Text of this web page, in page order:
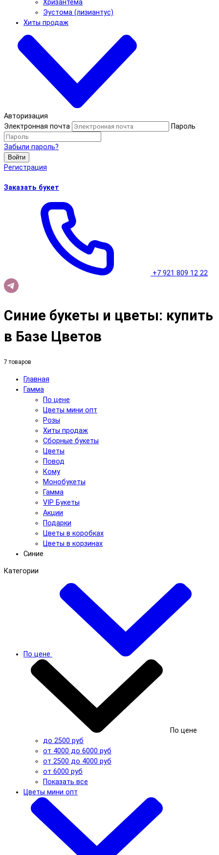
Хризантема
Эустома (лизиантус)
Хиты продаж
Авторизация
Электронная почта
Пароль
Забыли пароль?
Войти
Регистрация
Заказать букет
+7 921 809 12 22
Синие букеты и цветы: купить
в Базе Цветов
7 товаров
Главная
Гамма
По цене
Цветы мини опт
Розы
Хиты продаж
Сборные букеты
Цветы
Повод
Кому
Монобукеты
Гамма
VIP Букеты
Акции
Подарки
Цветы в коробках
Цветы в корзинах
Синие
Категории
По цене
По цене
до 2500 руб
от 4000 до 6000 руб
от 2500 до 4000 руб
от 6000 руб
Показать все
Цветы мини опт